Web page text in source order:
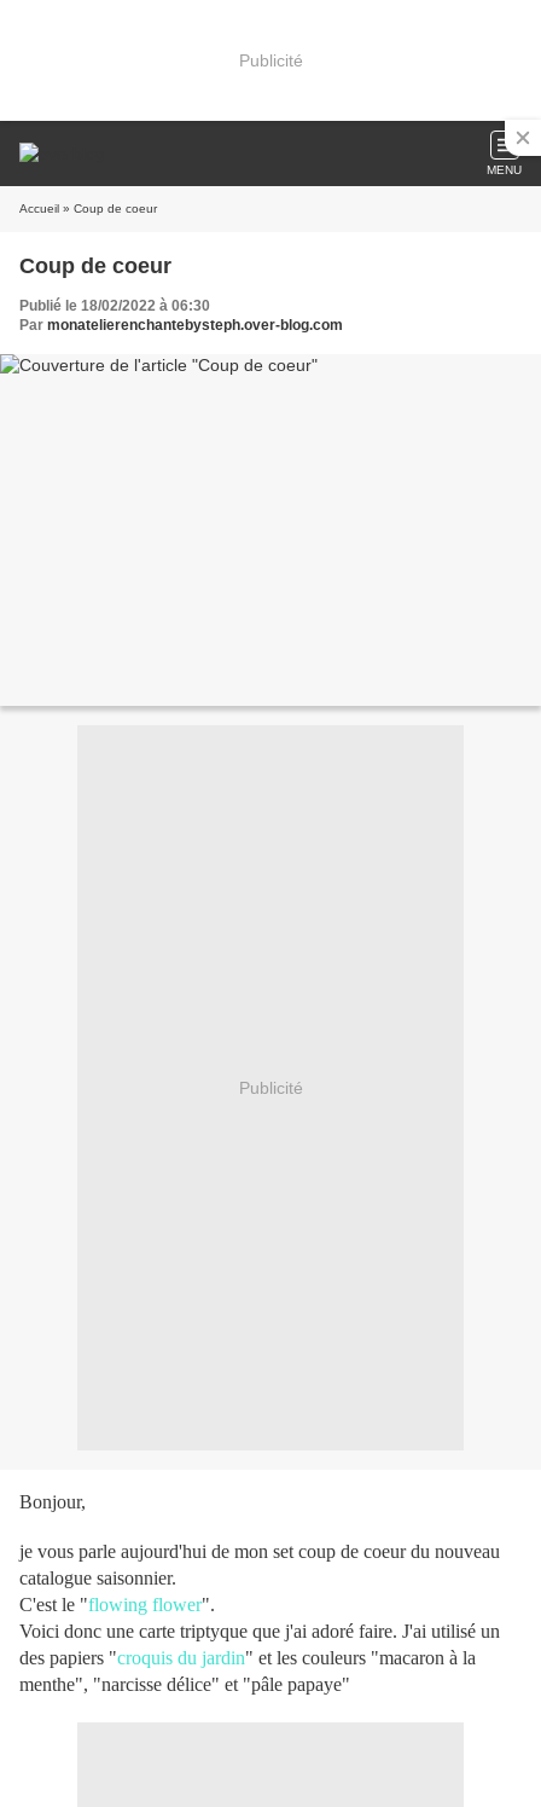
Publicité
MENU
Accueil » Coup de coeur
Coup de coeur
Publié le 18/02/2022 à 06:30
Par monatelierenchantebysteph.over-blog.com
Publicité
Bonjour,
je vous parle aujourd'hui de mon set coup de coeur du nouveau
catalogue saisonnier.
C'est le "flowing flower".
Voici donc une carte triptyque que j'ai adoré faire. J'ai utilisé un
des papiers "croquis du jardin" et les couleurs "macaron à la
menthe", "narcisse délice" et "pâle papaye"